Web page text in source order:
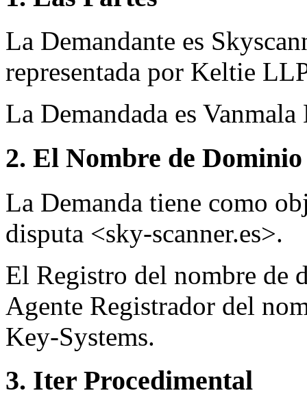
La Demandante es
representada por Keltie
La Demandada es
2. El Nombre de
La Demanda tiene como
disputa <sky-scanner.es>.
El Registro del nombre de
Agente Registrador del
Key-Systems.
3. Iter Procedimental